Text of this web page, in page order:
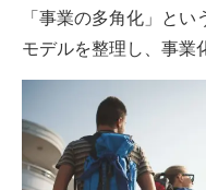
「事業の多角化」と
モデルを整理し、事業